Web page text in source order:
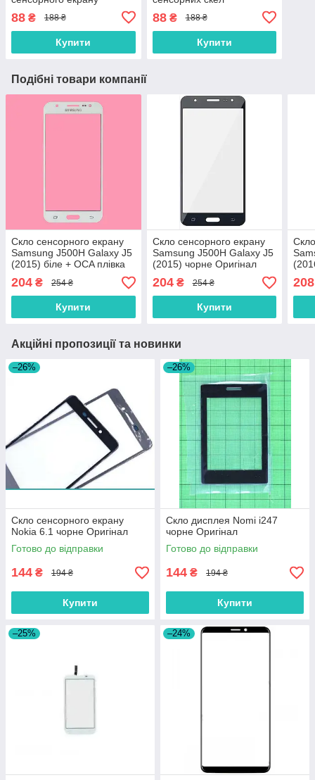
(модуля) 15 мл
88 ₴ 188 ₴
Купити
(модулів) і корпусів до їх
основи
88₴ 188 ₴
Купити
Подібні товари компанії
Скло сенсорного екрану
Samsung J500H Galaxy J5
(2015) біле + OCA плівка
Оригінал
204 ₴ 254 ₴
Купити
Скло сенсорного екрану
Samsung J500H Galaxy J5
(2015) чорне Оригінал
204₴ 254 ₴
Купити
208
Акційні пропозиції та новинки
–26%
Скло сенсорного екрану
Nokia 6.1 чорне Оригінал
Готово до відправки
144 ₴ 194 ₴
Купити
–26%
Скло дисплея Nomi i247
чорне Оригінал
Готово до відправки
144 ₴ 194 ₴
Купити
–25% –24%